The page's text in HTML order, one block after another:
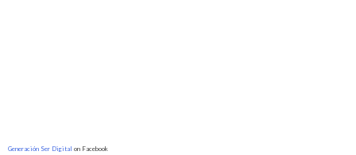
Generación Ser Digital on Facebook